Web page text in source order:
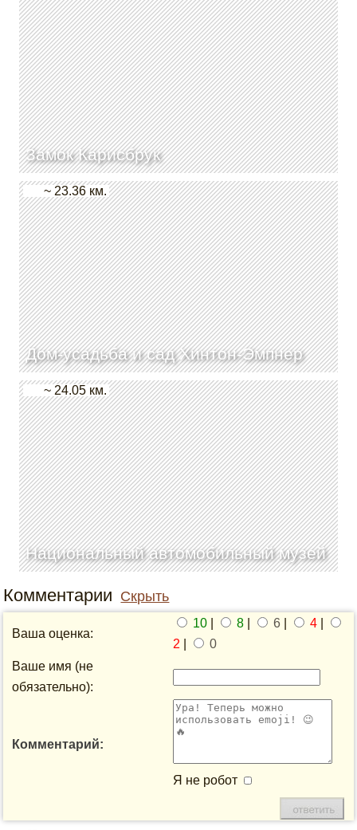
Замок Карисбрук
Дом-усадьба и сад Хинтон-Эмпнер
~ 23.36 км.
Национальный автомобильный музей
~ 24.05 км.
Комментарии Скрыть
Ваша оценка:
10 8 6 4
2
0
Ваше имя (не
обязательно):
Комментарий:
Я не робот